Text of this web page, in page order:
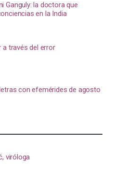
Ganguly: la doctora que
en la India
a través del error
con efemérides de agosto
viróloga